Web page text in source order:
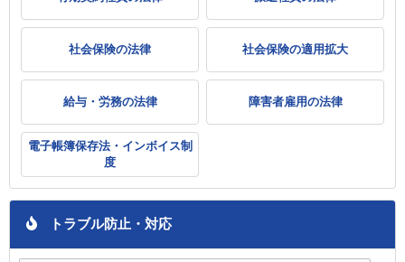
社会保険の法律 社会保険の適用拡大
給与・労務の法律 障害者雇用の法律
電子帳簿保存法・インボイス制
度
トラブル防止・対応